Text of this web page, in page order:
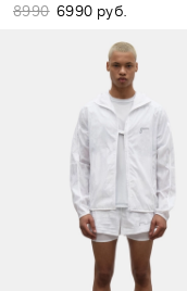
8990 6990 руб.